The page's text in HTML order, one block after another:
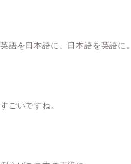
英語を日本語に、日本語を英語に。
すごいですね。